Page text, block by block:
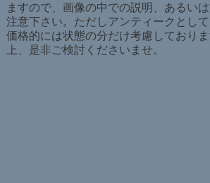
ますので、画像の中での説明、あるい
注意下さい。ただしアンティークとして
価格的には状態の分だけ考慮しており
上、是非ご検討くださいませ。